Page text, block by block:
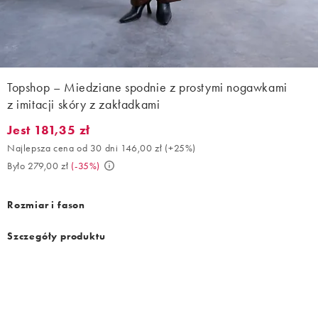
Topshop – Miedziane spodnie z prostymi nogawkami
z imitacji skóry z zakładkami
Jest 181,35 zł. Najlepsza cena od 30 dni 146,00 zł (+25%). Było
Jest 181,35 zł
Najlepsza cena od 30 dni 146,00 zł (+25%)
Było 279,00 zł (-35%)
Rozmiar i fason
Szczegóły produktu